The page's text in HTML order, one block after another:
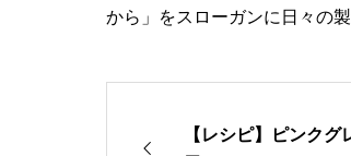
から」をスローガンに日々の
【レシピ】ピンク